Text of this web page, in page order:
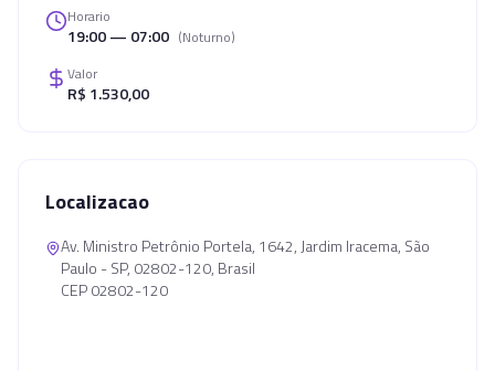
Horario
19:00 — 07:00 (Noturno)
Valor
R$ 1.530,00
Localizacao
Av. Ministro Petrônio Portela, 1642, Jardim Iracema, São
Paulo - SP, 02802-120, Brasil
CEP 02802-120